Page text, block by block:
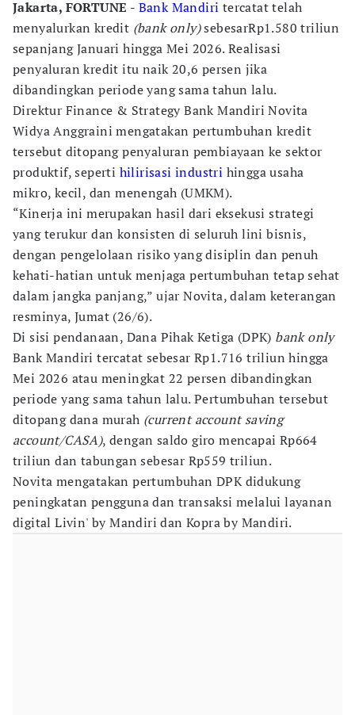
Jakarta, FORTUNE - Bank Mandiri tercatat telah
menyalurkan kredit (bank only)sebesarRp1.580 triliun
sepanjang Januari hingga Mei 2026. Realisasi
penyaluran kredit itu naik 20,6 persen jika
dibandingkan periode yang sama tahun lalu.
Direktur Finance & Strategy Bank Mandiri Novita
Widya Anggraini mengatakan pertumbuhan kredit
tersebut ditopang penyaluran pembiayaan ke sektor
produktif, seperti hilirisasi industri hingga usaha
mikro, kecil, dan menengah (UMKM).
“Kinerja ini merupakan hasil dari eksekusi strategi
yang terukur dan konsisten di seluruh lini bisnis,
dengan pengelolaan risiko yang disiplin dan penuh
kehati-hatian untuk menjaga pertumbuhan tetap sehat
dalam jangka panjang,” ujar Novita, dalam keterangan
resminya, Jumat (26/6).
Di sisi pendanaan, Dana Pihak Ketiga (DPK) bank only
Bank Mandiri tercatat sebesar Rp1.716 triliun hingga
Mei 2026 atau meningkat 22 persen dibandingkan
periode yang sama tahun lalu. Pertumbuhan tersebut
ditopang dana murah (current account saving
account/CASA), dengan saldo giro mencapai Rp664
triliun dan tabungan sebesar Rp559 triliun.
Novita mengatakan pertumbuhan DPK didukung
peningkatan pengguna dan transaksi melalui layanan
digital Livin' by Mandiri dan Kopra by Mandiri.